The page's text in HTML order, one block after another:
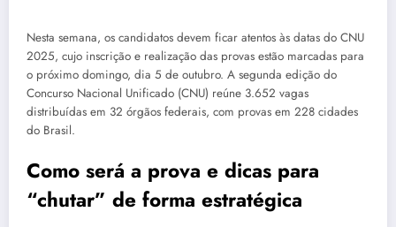
Nesta semana, os candidatos devem ficar atentos às datas do CNU
2025, cujo inscrição e realização das provas estão marcadas para
o próximo domingo, dia 5 de outubro. A segunda edição do
Concurso Nacional Unificado (CNU) reúne 3.652 vagas
distribuídas em 32 órgãos federais, com provas em 228 cidades
do Brasil.
Como será a prova e dicas para
“chutar” de forma estratégica